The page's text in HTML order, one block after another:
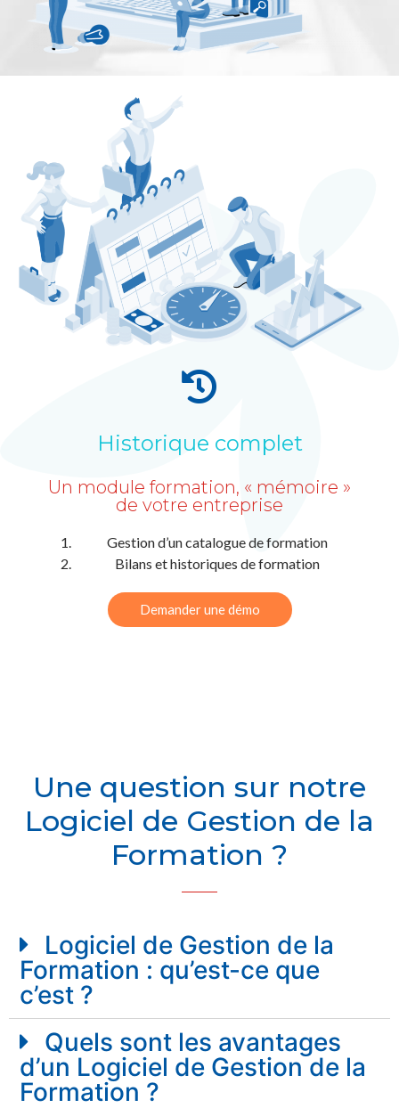
Historique complet
Un module formation, « mémoire »
de votre entreprise
Gestion d’un catalogue de formation
Bilans et historiques de formation
Demander une démo
Une question sur notre
Logiciel de Gestion de la
Formation ?
Logiciel de Gestion de la
Formation : qu’est-ce que
c’est ?
Quels sont les avantages
d’un Logiciel de Gestion de la
Formation ?